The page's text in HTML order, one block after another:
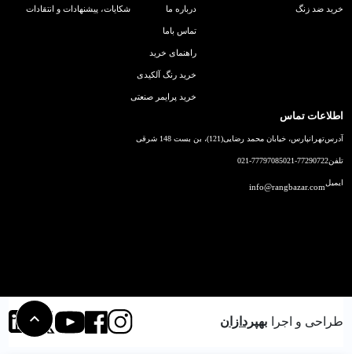
خرید ضد زنگ درباره ما
تماس باما
راهنمای خرید
خرید رنگ آلکیدی
خرید پرایمر صنعتی
شکایات، پیشنهادات و انتقادات
اطلاعات تماس
آدرستهرانپارس، خیابان محمد رضایی(121)، بن بست 148 شرقی
تلفن021-77290722
021-77797085
ایمیلinfo@rangbazar.com
طراحی و اجرا بهپردازان